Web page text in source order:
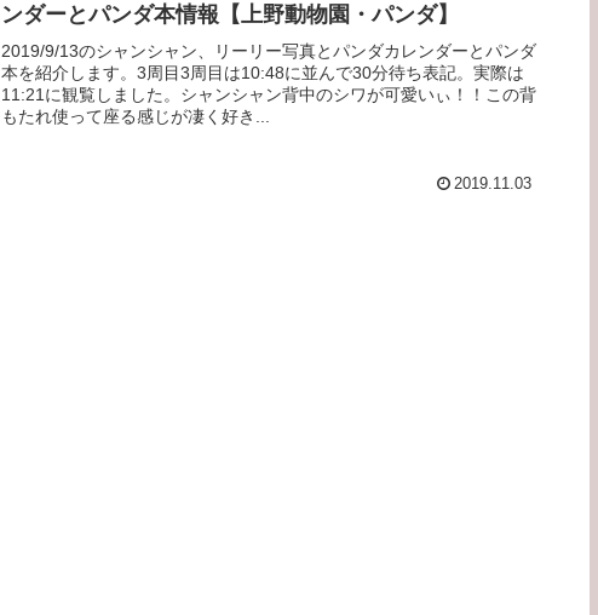
ンダーとパンダ本情報【上野動物園・パンダ】
2019/9/13のシャンシャン、リーリー写真とパンダカレンダーとパンダ
本を紹介します。3周目3周目は10:48に並んで30分待ち表記。実際は
11:21に観覧しました。シャンシャン背中のシワが可愛いぃ！！この背
もたれ使って座る感じが凄く好き...
2019.11.03